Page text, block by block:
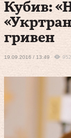
Кубив:
гривен
19.09.2016 / 13:49